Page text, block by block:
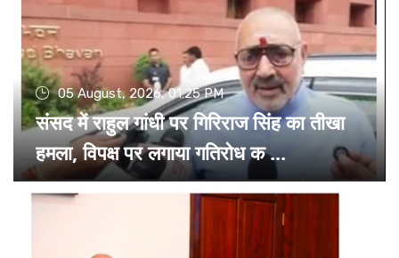
05 August, 2026, 01:25 PM
संसद में राहुल गांधी पर गिरिराज सिंह का तीखा
हमला, विपक्ष पर लगाया गतिरोध क ...